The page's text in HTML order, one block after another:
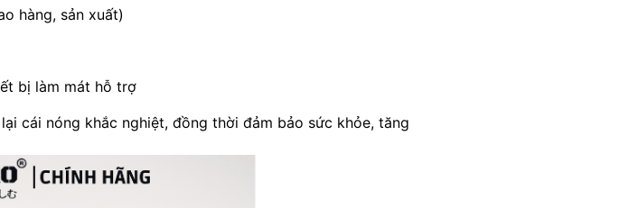
hàng, sản xuất)
bị làm mát hỗ trợ
cái nóng khắc nghiệt, đồng thời đảm bảo sức khỏe, tăng